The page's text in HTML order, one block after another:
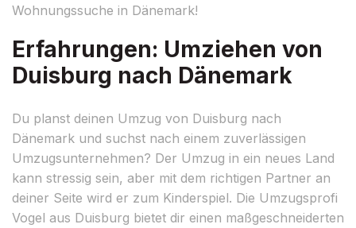
Wohnungssuche in Dänemark!
Erfahrungen: Umziehen von
Duisburg nach Dänemark
Du planst deinen Umzug von Duisburg nach
Dänemark und suchst nach einem zuverlässigen
Umzugsunternehmen? Der Umzug in ein neues Land
kann stressig sein, aber mit dem richtigen Partner an
deiner Seite wird er zum Kinderspiel. Die Umzugsprofi
Vogel aus Duisburg bietet dir einen maßgeschneiderten